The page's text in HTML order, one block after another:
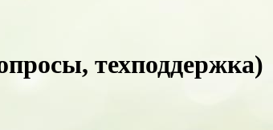
техподдержка)